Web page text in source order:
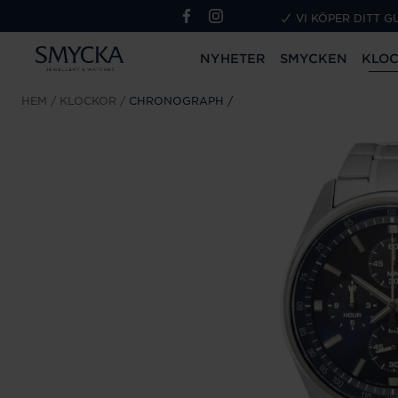
VI KÖPER DITT
NYHETER SMYCKEN
HEM KLOCKOR CHRONOGRAPH